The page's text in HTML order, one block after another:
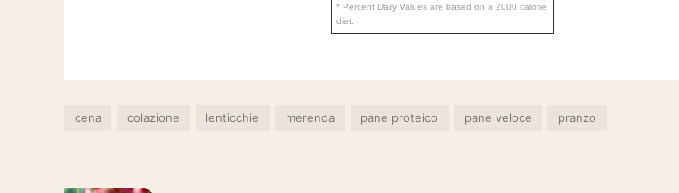
* Percent Daily Values are based on a 2000 calorie
diet.
cena colazione lenticchie merenda pane proteico pane veloce pranzo